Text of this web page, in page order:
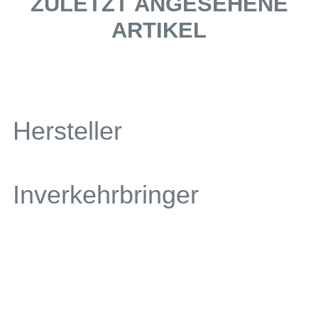
ARTIKEL
Hersteller
Inverkehrbringer